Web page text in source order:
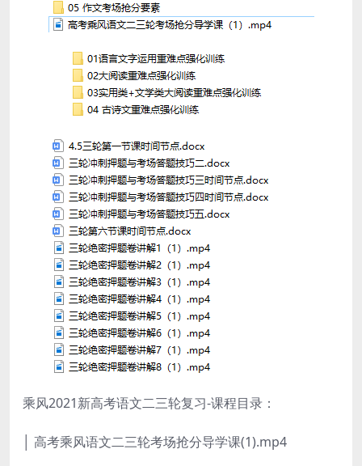
乘风2021新高考语文二三轮复习-课程目录：
│ 高考乘风语文二三轮考场抢分导学课(1).mp4